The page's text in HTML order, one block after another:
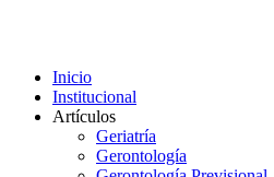
Inicio
Institucional
Artículos
Geriatría
Gerontología